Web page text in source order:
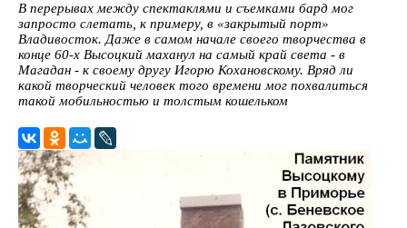
В перерывах между спектаклями и съемками бард мог
запросто слетать, к примеру, в «закрытый порт»
Владивосток. Даже в самом начале своего творчества в
конце 60-х Высоцкий маханул на самый край света - в
Магадан - к своему другу Игорю Кохановскому. Вряд ли
какой творческий человек того времени мог похвалиться
такой мобильностью и толстым кошельком